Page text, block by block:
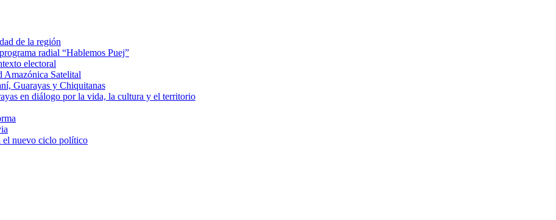
de la región
radial “Hablemos Puej”
electoral
Amazónica Satelital
Guarayas y Chiquitanas
en diálogo por la vida, la cultura y el territorio
el nuevo ciclo político